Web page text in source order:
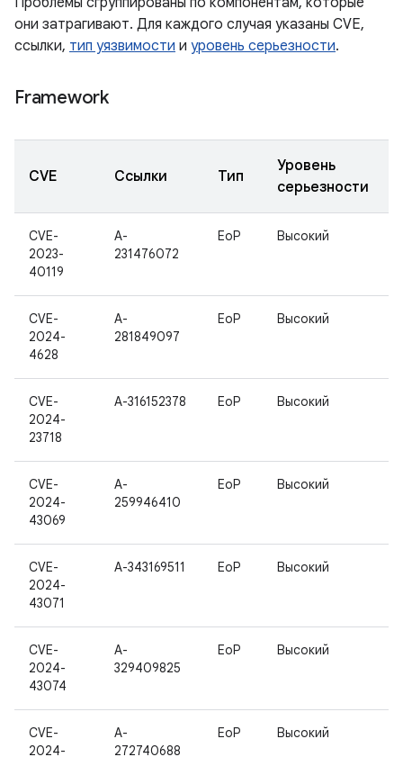
они затрагивают. Для каждого случая указаны CVE,
ссылки, тип уязвимости и уровень серьезности.
Framework
CVE Ссылки Тип
Уровень
серьезности
CVE-
2023-
40119
A-
231476072
EoP Высокий
CVE-
2024-
4628
A-
281849097
EoP Высокий
CVE-
2024-
23718
A-316152378 EoP Высокий
CVE-
2024-
43069
A-
259946410
EoP Высокий
CVE-
2024-
43071
A-343169511 EoP Высокий
CVE-
2024-
43074
A-
329409825
EoP Высокий
CVE-
2024-
A-
272740688
EoP Высокий